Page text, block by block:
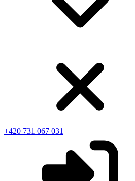
+420 731 067 031